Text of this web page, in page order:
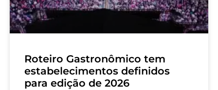
Roteiro Gastronômico tem
estabelecimentos definidos
para edição de 2026